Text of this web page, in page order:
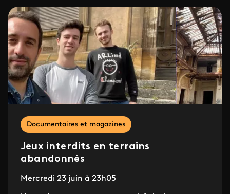
Documentaires et magazines
Jeux interdits en terrains
abandonnés
Mercredi 23 juin à 23h05